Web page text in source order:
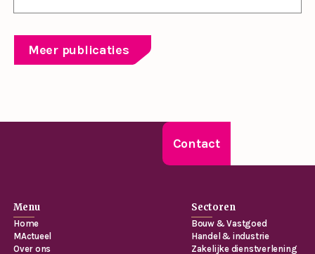
Meer publicaties
Contact
Menu
Home
MActueel
Over ons
Sectoren
Bouw & Vastgoed
Handel & industrie
Zakelijke dienstverlening